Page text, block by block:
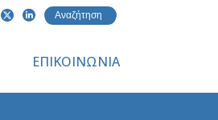
ΕΠΙΚΟΙΝΩΝΙΑ